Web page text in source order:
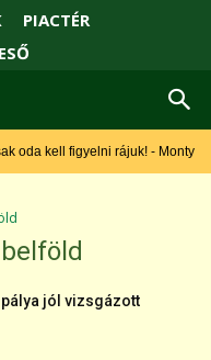
PIACTÉR
kell figyelni rájuk! - Monty Roberts
jól vizsgázott